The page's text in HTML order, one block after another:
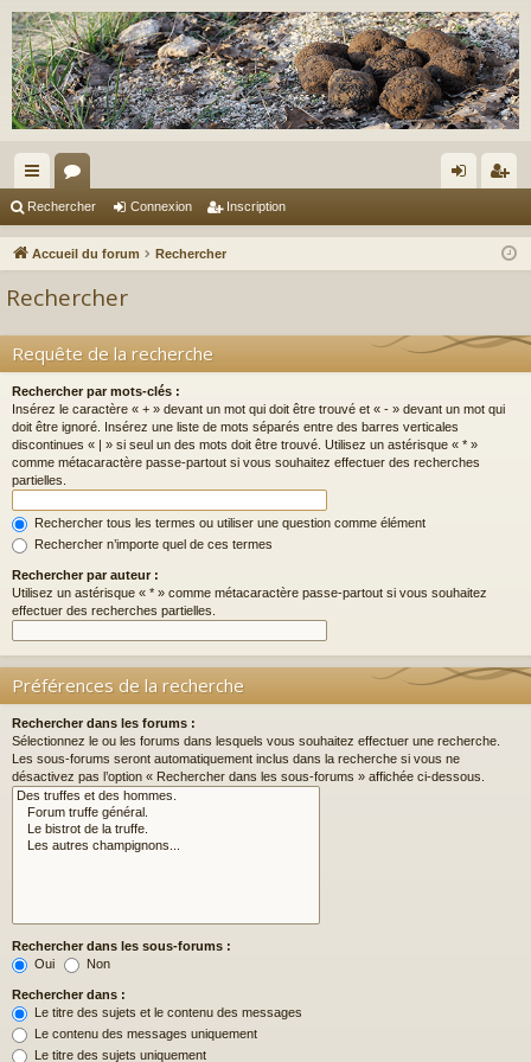
ac
co
s
or
u ne cri
Rechercher Connexion Inscription
Accueil du forum Rechercher
Rechercher
Requête de la recherche
Rechercher par mots-clés :
Insérez le caractère « + » devant un mot qui doit être trouvé et « - » devant un mot qui
doit être ignoré. Insérez une liste de mots séparés entre des barres verticales
discontinues « | » si seul un des mots doit être trouvé. Utilisez un astérisque « * »
comme métacaractère passe-partout si vous souhaitez effectuer des recherches
partielles.
Rechercher tous les termes ou utiliser une question comme élément
Rechercher n’importe quel de ces termes
Rechercher par auteur :
Utilisez un astérisque « * » comme métacaractère passe-partout si vous souhaitez
effectuer des recherches partielles.
Préférences de la recherche
Rechercher dans les forums :
Sélectionnez le ou les forums dans lesquels vous souhaitez effectuer une recherche.
Les sous-forums seront automatiquement inclus dans la recherche si vous ne
désactivez pas l’option « Rechercher dans les sous-forums » affichée ci-dessous.
Rechercher dans les sous-forums :
Oui
Non
Rechercher dans :
Le titre des sujets et le contenu des messages
Le contenu des messages uniquement
Le titre des sujets uniquement